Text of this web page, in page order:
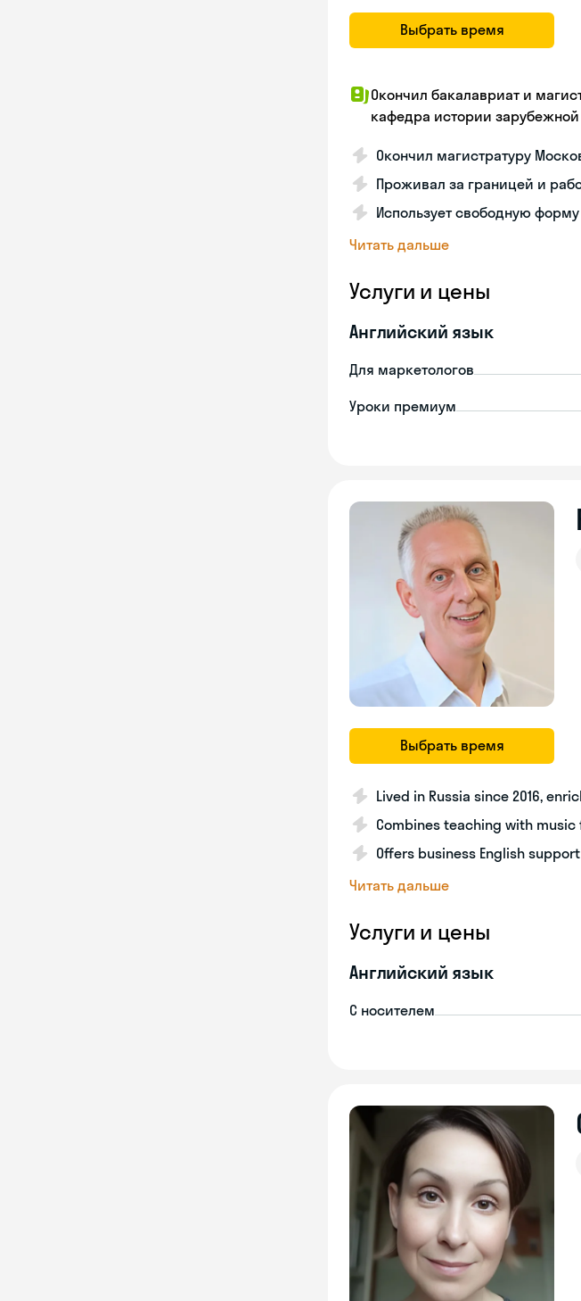
Выбрать время
Окончил бакалавриат и
кафедра истории
Окончил магистратуру
Проживал за границей и
Использует свободную
Читать дальше
Услуги и цены
Английский язык
Для маркетологов
Уроки премиум
Выбрать время
Lived in Russia since 2016,
Combines teaching with
Offers business English
Читать дальше
Услуги и цены
Английский язык
С носителем